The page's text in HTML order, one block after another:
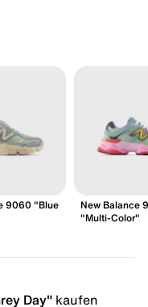
9060 "Blue
New Balance
"Multi-Color"
Day" kaufen